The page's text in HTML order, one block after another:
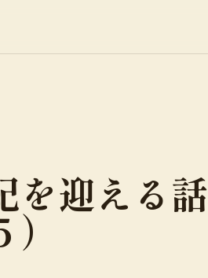
を迎える話